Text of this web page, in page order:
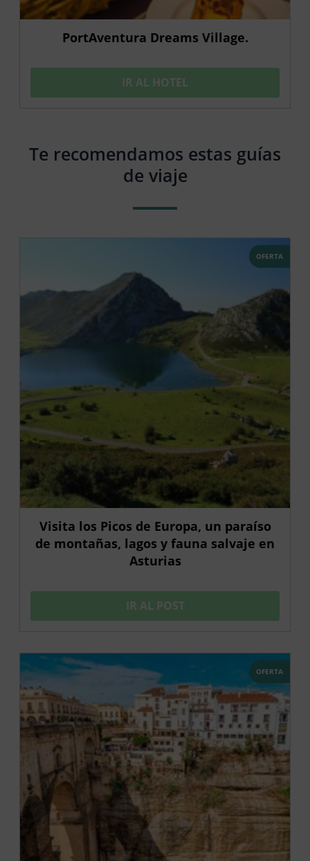
PortAventura Dreams Village.
IR AL HOTEL
Te recomendamos estas guías
de viaje
OFERTA
Visita los Picos de Europa, un paraíso
de montañas, lagos y fauna salvaje en
Asturias
IR AL POST
OFERTA